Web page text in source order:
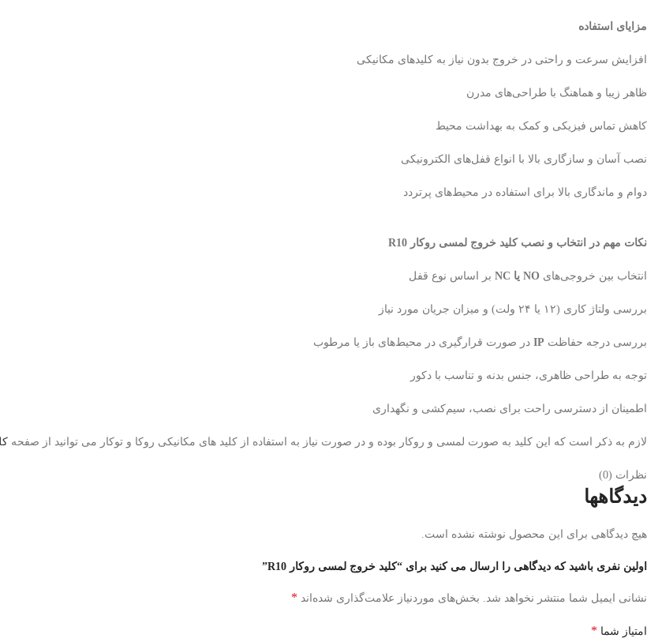
مزایای استفاده
افزایش سرعت و راحتی در خروج بدون نیاز به کلیدهای مکانیکی
ظاهر زیبا و هماهنگ با طراحی‌های مدرن
کاهش تماس فیزیکی و کمک به بهداشت محیط
نصب آسان و سازگاری بالا با انواع قفل‌های الکترونیکی
دوام و ماندگاری بالا برای استفاده در محیط‌های پرتردد
نکات مهم در انتخاب و نصب کلید خروج لمسی روکار R10
انتخاب بین خروجی‌های NO یا NC بر اساس نوع قفل
بررسی ولتاژ کاری (۱۲ یا ۲۴ ولت) و میزان جریان مورد نیاز
بررسی درجه حفاظت IP در صورت قرارگیری در محیط‌های باز یا مرطوب
توجه به طراحی ظاهری، جنس بدنه و تناسب با دکور
اطمینان از دسترسی راحت برای نصب، سیم‌کشی و نگهداری
لازم به ذکر است که این کلید به صورت لمسی و روکار بوده و در صورت نیاز به استفاده از کلید های مکانیکی روکا و توکار می توانید از صفحه
نظرات (0)
دیدگاهها
هیچ دیدگاهی برای این محصول نوشته نشده است.
اولین نفری باشید که دیدگاهی را ارسال می کنید برای “کلید خروج لمسی روکار R10”
نشانی ایمیل شما منتشر نخواهد شد. بخش‌های موردنیاز علامت‌گذاری شده‌اند *
امتیاز شما *